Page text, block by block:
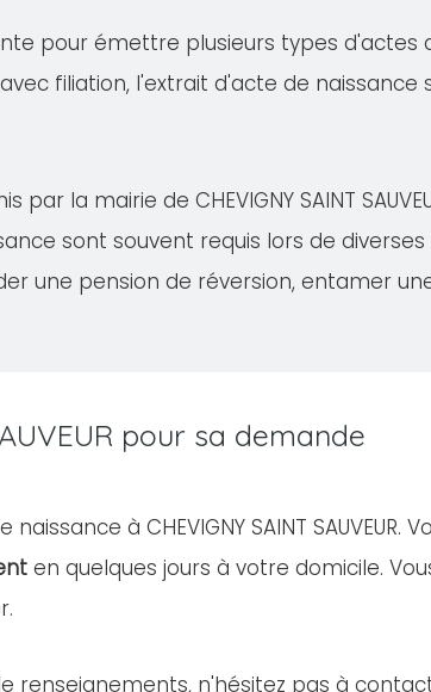
pour émettre plusieurs types
filiation, l'extrait d'acte de naissance
la mairie de CHEVIGNY SAINT
sont souvent requis lors de
une pension de réversion, entamer
pour sa demande
à CHEVIGNY SAINT SAUVEUR.
en quelques jours à votre domicile.
n'hésitez pas à